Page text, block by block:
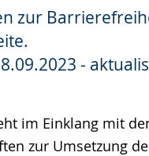
zur
-
im Einklang mit
zur Umsetzung